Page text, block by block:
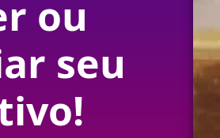
ou
seu